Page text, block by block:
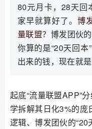
80元月卡，28天回
家早就算好了。 博
量联盟？博发团伙
你算的是“20天回本
出来的钱，现在就
起底“流量联盟APP”
学拆解其日化3%的庞
逻辑、博发团伙的